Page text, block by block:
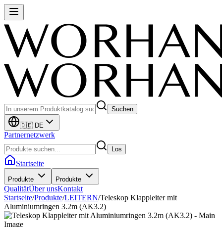
Suchen
🇩🇪 DE
Partnernetzwerk
Los
Startseite
Produkte Produkte
QualitätÜber unsKontakt
Startseite/Produkte/LEITERN/Teleskop Klappleiter mit
Aluminiumringen 3.2m (AK3.2)